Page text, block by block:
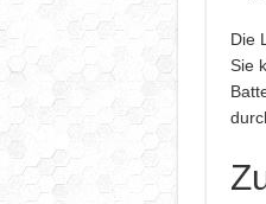
Die
Sie